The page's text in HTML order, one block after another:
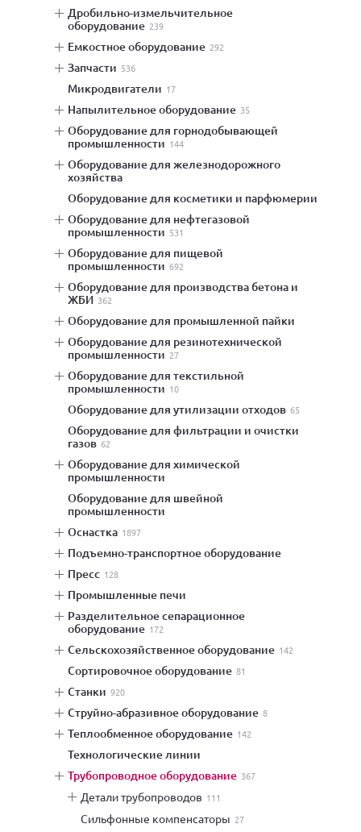
дробильно-измельчительное
оборудование 239
емкостное оборудование 292
запчасти 536
микродвигатели 17
напылительное оборудование 35
оборудование для горнодобывающей
промышленности 144
оборудование для железнодорожного
хозяйства
оборудование для косметики и парфюмерии
оборудование для нефтегазовой
промышленности 531
оборудование для пищевой
промышленности 692
оборудование для производства бетона и
ЖБИ 362
оборудование для промышленной пайки
оборудование для резинотехнической
промышленности 27
оборудование для текстильной
промышленности 10
оборудование для утилизации отходов 65
оборудование для фильтрации и очистки
газов 62
оборудование для химической
промышленности
оборудование для швейной
промышленности
оснастка 1897
подъемно-транспортное оборудование
пресс 128
промышленные печи
разделительное сепарационное
оборудование 172
сельскохозяйственное оборудование 142
сортировочное оборудование 81
станки 920
струйно-абразивное оборудование 8
теплообменное оборудование 142
технологические линии
трубопроводное оборудование 367
детали трубопроводов 111
сильфонные компенсаторы 27